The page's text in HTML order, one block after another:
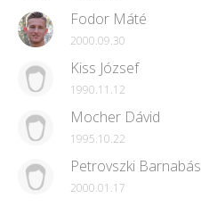
Fodor Máté
2000.09.30
Kiss József
1990.11.12
Mocher Dávid
1995.10.22
Petrovszki Barnabás
2000.01.17